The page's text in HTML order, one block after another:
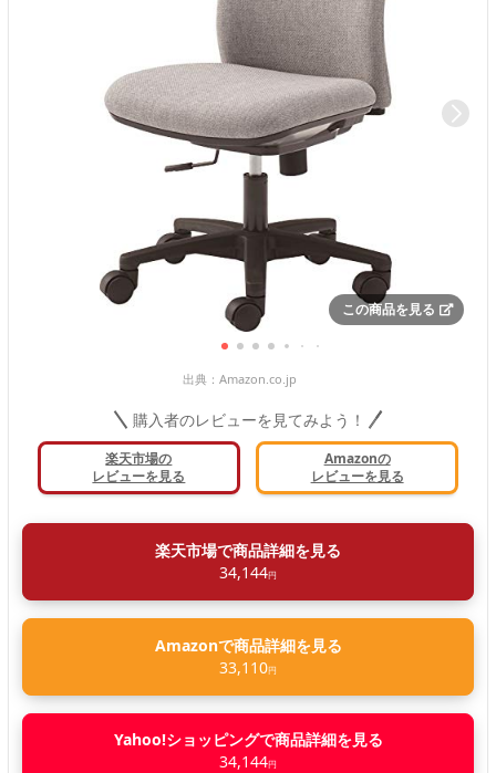
この商品を見る
出典： Amazon.co.jp
購入者のレビューを見てみよう！
楽天市場の
レビューを見る
Amazonの
レビューを見る
楽天市場で商品詳細を見る
34,144円
Amazonで商品詳細を見る
33,110円
Yahoo!ショッピングで商品詳細を見る
34,144円